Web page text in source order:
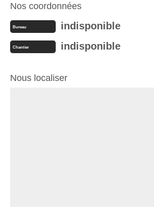
Nos coordonnées
Bureau indisponible
Chantier indisponible
Nous localiser